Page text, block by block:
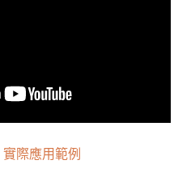
實際應用範例